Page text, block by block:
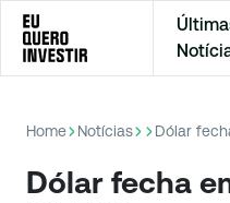
Home Notícias
Dólar fecha